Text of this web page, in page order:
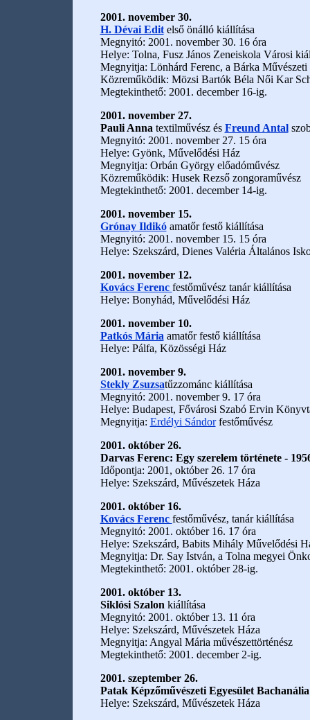
2001. november 30.
H. Dévai Editelső önálló kiállítása
Megnyitó: 2001. november 30. 16 óra
Helye: Tolna, Fusz János Zeneiskola Városi
Megnyitja: Lönhárd Ferenc, a Bárka Művészeti
Közreműködik: Mözsi Bartók Béla Női Kar
Megtekinthető: 2001. december 16-ig.
2001. november 27.
Pauli Anna textilművész és Freund Antal
Megnyitó: 2001. november 27. 15 óra
Helye: Gyönk, Művelődési Ház
Megnyitja: Orbán György előadóművész
Közreműködik: Husek Rezső zongoraművész
Megtekinthető: 2001. december 14-ig.
2001. november 15.
Grónay Ildikóamatőr festő kiállítása
Megnyitó: 2001. november 15. 15 óra
Helye: Szekszárd, Dienes Valéria Általános
2001. november 12.
Kovács Ferenc festőművész tanár kiállítása
Helye: Bonyhád, Művelődési Ház
2001. november 10.
Patkós Mária amatőr festő kiállítása
Helye: Pálfa, Közösségi Ház
2001. november 9.
Stekly Zsuzsatűzzománc kiállítása
Megnyitó: 2001. november 9. 17 óra
Helye: Budapest, Fővárosi Szabó Ervin
Megnyitja: Erdélyi Sándorfestőművész
2001. október 26.
Darvas Ferenc: Egy szerelem története -
Időpontja: 2001, október 26. 17 óra
Helye: Szekszárd, Művészetek Háza
2001. október 16.
Kovács Ferenc festőművész, tanár kiállítása
Megnyitó: 2001. október 16. 17 óra
Helye: Szekszárd, Babits Mihály Művelődési
Megnyitja: Dr. Say István, a Tolna megyei
Megtekinthető: 2001. október 28-ig.
2001. október 13.
Siklósi Szalon kiállítása
Megnyitó: 2001. október 13. 11 óra
Helye: Szekszárd, Művészetek Háza
Megnyitja: Angyal Mária művészettörténész
Megtekinthető: 2001. december 2-ig.
2001. szeptember 26.
Patak Képzőművészeti Egyesület
Helye: Szekszárd, Művészetek Háza